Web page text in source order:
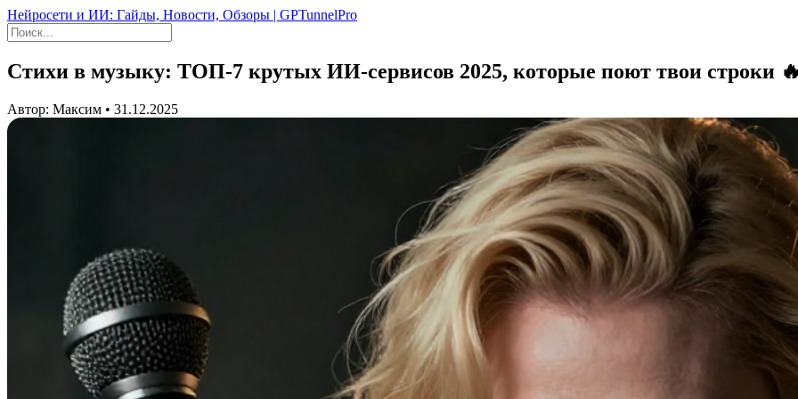
Нейросети и ИИ: Гайды, Новости, Обзоры | GPTunnelPro
Стихи в музыку: ТОП-7 крутых ИИ-сервисов 2025, которые поют твои строки
Автор: Максим • 31.12.2025